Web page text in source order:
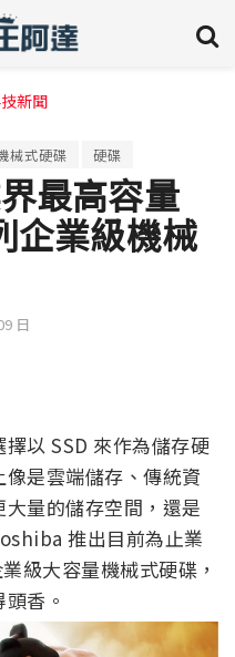
新聞
械式硬碟 硬碟
最高容量
企業級機械
日
以 SSD 來作為儲存硬
是雲端儲存、傳統資
量的儲存空間，還是
推出目前為止業
級大容量機械式硬碟，
香。